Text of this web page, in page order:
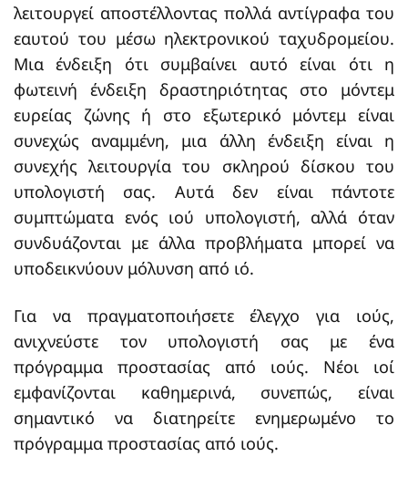
λειτουργεί αποστέλλοντας πολλά αντίγραφα του
εαυτού του μέσω ηλεκτρονικού ταχυδρομείου.
Μια ένδειξη ότι συμβαίνει αυτό είναι ότι η
φωτεινή ένδειξη δραστηριότητας στο μόντεμ
ευρείας ζώνης ή στο εξωτερικό μόντεμ είναι
συνεχώς αναμμένη, μια άλλη ένδειξη είναι η
συνεχής λειτουργία του σκληρού δίσκου του
υπολογιστή σας. Αυτά δεν είναι πάντοτε
συμπτώματα ενός ιού υπολογιστή, αλλά όταν
συνδυάζονται με άλλα προβλήματα μπορεί να
υποδεικνύουν μόλυνση από ιό.
Για να πραγματοποιήσετε έλεγχο για ιούς,
ανιχνεύστε τον υπολογιστή σας με ένα
πρόγραμμα προστασίας από ιούς. Νέοι ιοί
εμφανίζονται καθημερινά, συνεπώς, είναι
σημαντικό να διατηρείτε ενημερωμένο το
πρόγραμμα προστασίας από ιούς.